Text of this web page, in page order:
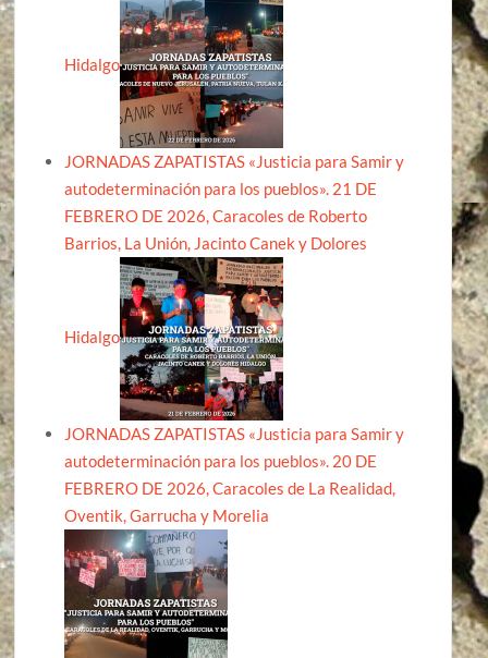
Hidalgo
JORNADAS ZAPATISTAS «Justicia para Samir y
autodeterminación para los pueblos». 21 DE
FEBRERO DE 2026, Caracoles de Roberto
Barrios, La Unión, Jacinto Canek y Dolores
Hidalgo
JORNADAS ZAPATISTAS «Justicia para Samir y
autodeterminación para los pueblos». 20 DE
FEBRERO DE 2026, Caracoles de La Realidad,
Oventik, Garrucha y Morelia